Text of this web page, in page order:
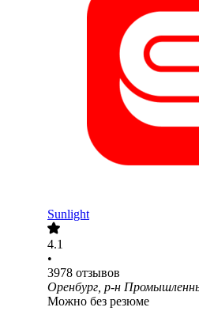
Sunlight
4.1
•
3978 отзывов
Оренбург, р-н
Можно без резюме